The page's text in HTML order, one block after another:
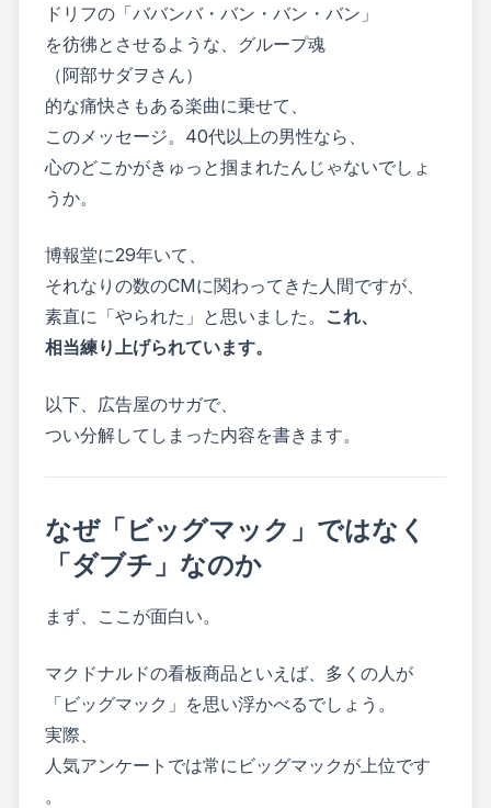
ドリフの「ババンバ・バン・バン・バン」
を彷彿とさせるような、グループ魂
（阿部サダヲさん）
的な痛快さもある楽曲に乗せて、
このメッセージ。40代以上の男性なら、
心のどこかがきゅっと掴まれたんじゃないでしょ
うか。
博報堂に29年いて、
それなりの数のCMに関わってきた人間ですが、
素直に「やられた」と思いました。 これ、
相当練り上げられています。
以下、広告屋のサガで、
つい分解してしまった内容を書きます。
なぜ「ビッグマック」ではなく
「ダブチ」なのか
まず、ここが面白い。
マクドナルドの看板商品といえば、多くの人が
「ビッグマック」を思い浮かべるでしょう。
実際、
人気アンケートでは常にビッグマックが上位です
。